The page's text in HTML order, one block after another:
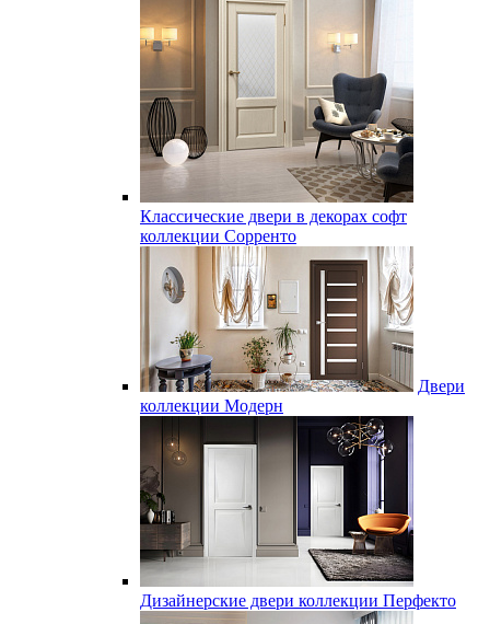
Классические двери в декорах софт
коллекции Сорренто
Двери
коллекции Модерн
Дизайнерские двери коллекции Перфекто